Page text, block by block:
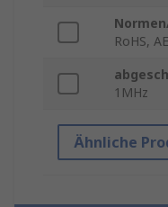
RoHS,
1MHz
Ähnliche